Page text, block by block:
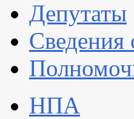
Депутаты
Сведения
НПА